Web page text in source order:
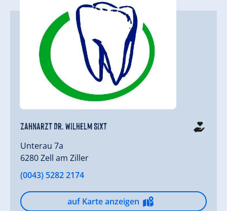
Zahnarzt Dr. Wilhelm Sixt
Unterau 7a
6280 Zell am Ziller
(0043) 5282 2174
auf Karte anzeigen